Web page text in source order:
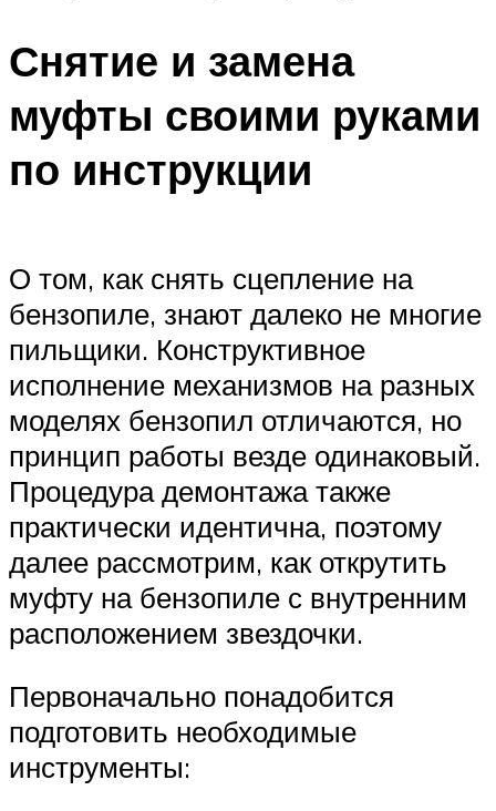
Снятие и замена
муфты своими руками
по инструкции
О том, как снять сцепление на
бензопиле, знают далеко не многие
пильщики. Конструктивное
исполнение механизмов на разных
моделях бензопил отличаются, но
принцип работы везде одинаковый.
Процедура демонтажа также
практически идентична, поэтому
далее рассмотрим, как открутить
муфту на бензопиле с внутренним
расположением звездочки.
Первоначально понадобится
подготовить необходимые
инструменты: